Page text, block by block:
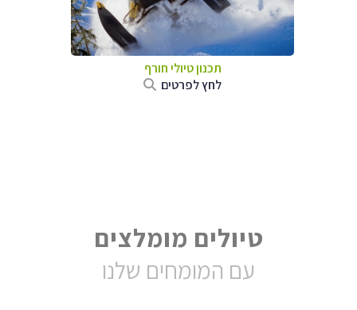
תכנון טיולי חורף
לחץ לפרטים
טיולים מומלצים
עם המומחים שלנו